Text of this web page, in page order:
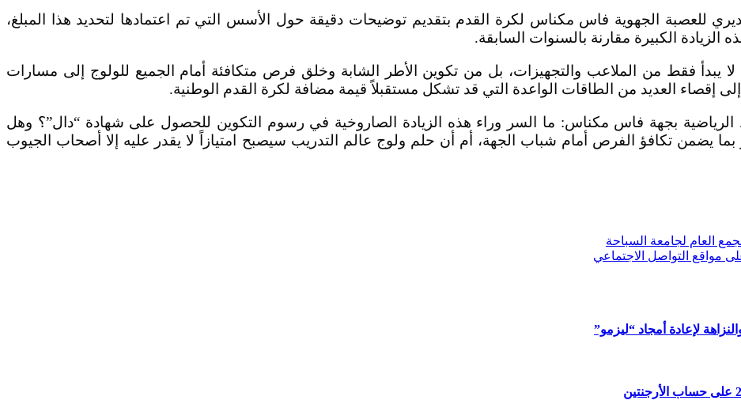
للعصبة الجهوية فاس مكناس لكرة القدم بتقديم توضيحات دقيقة حول الأسس التي تم اعتمادها لتحديد هذا المبلغ،
الكبيرة مقارنة بالسنوات السابقة.
يبدأ فقط من الملاعب والتجهيزات، بل من تكوين الأطر الشابة وخلق فرص متكافئة أمام الجميع للولوج إلى مسارات
إقصاء العديد من الطاقات الواعدة التي قد تشكل مستقبلاً قيمة مضافة لكرة القدم الوطنية.
الرياضية بجهة فاس مكناس: ما السر وراء هذه الزيادة الصاروخية في رسوم التكوين للحصول على شهادة “دال”؟ وهل
يضمن تكافؤ الفرص أمام شباب الجهة، أم أن حلم ولوج عالم التدريب سيصبح امتيازاً لا يقدر عليه إلا أصحاب الجيوب
العام لجامعة السباحة
مواقع التواصل الاجتماعي
لإعادة أمجاد “ليزمو”